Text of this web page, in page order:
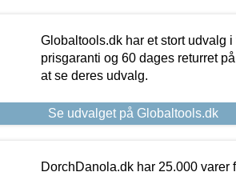
Globaltools.dk har et stort udvalg
prisgaranti og 60 dages returret
at se deres udvalg.
Se udvalget på Globaltools.dk
DorchDanola.dk har 25.000